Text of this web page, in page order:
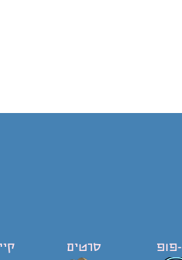
סרטים פופ